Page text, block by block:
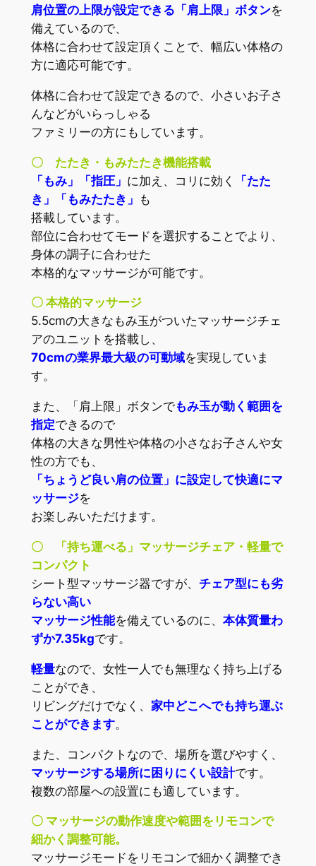
肩位置の上限が設定できる「肩上限」ボタンを
備えているので、
体格に合わせて設定頂くことで、幅広い体格の
方に適応可能です。
体格に合わせて設定できるので、小さいお子さ
んなどがいらっしゃる
ファミリーの方にもしています。
〇 たたき・もみたたき機能搭載
「もみ」「指圧」 に加え、コリに効く
「たた
き」「もみたたき」 も
搭載しています。
部位に合わせてモードを選択することでより、
身体の調子に合わせた
本格的なマッサージが可能です。
〇 本格的マッサージ
5.5cmの大きなもみ玉がついたマッサージチェ
アのユニットを搭載し、
70cmの業界最大級の可動域を実現していま
す。
また、「肩上限」ボタンでもみ玉が動く範囲を
指定できるので
体格の大きな男性や体格の小さなお子さんや女
性の方でも、
「ちょうど良い肩の位置」に設定して快適にマ
ッサージを
お楽しみいただけます。
〇 「持ち運べる」マッサージチェア・軽量で
コンパクト
シート型マッサージ器ですが、 チェア型にも劣
らない高い
マッサージ性能を備えているのに、 本体質量わ
ずか7.35kgです。
軽量なので、女性一人でも無理なく持ち上げる
ことができ、
リビングだけでなく、 家中どこへでも持ち運ぶ
ことができます。
また、コンパクトなので、場所を選びやすく、
マッサージする場所に困りにくい設計です。
複数の部屋への設置にも適しています。
〇 マッサージの動作速度や範囲をリモコンで
細かく調整可能。
マッサージモードをリモコンで細かく調整でき